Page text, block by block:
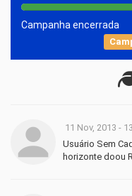
Campanha encerrada
11 Nov, 2013 -
Usuário Sem
horizonte doou